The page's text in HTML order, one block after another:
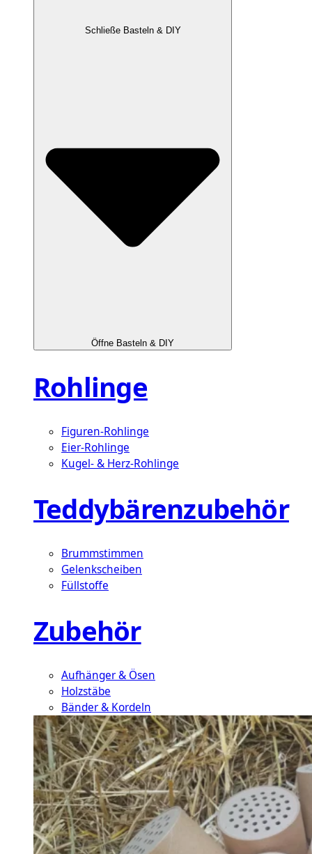
Schließe Basteln & DIY
Öffne Basteln & DIY
Rohlinge
Figuren-Rohlinge
Eier-Rohlinge
Kugel- & Herz-Rohlinge
Teddybärenzubehör
Brummstimmen
Gelenkscheiben
Füllstoffe
Zubehör
Aufhänger & Ösen
Holzstäbe
Bänder & Kordeln